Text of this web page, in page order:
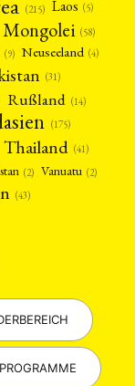
(215) Laos (5)
Mongolei (58)
(9) Neuseeland (4)
(31)
Rußland (14)
(175)
Thailand (41)
(2) Vanuatu (2)
(43)